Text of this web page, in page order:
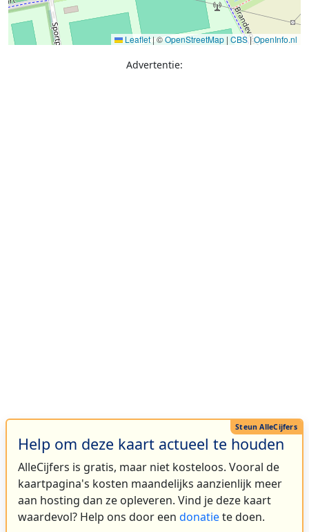
Leaflet |©OpenStreetMap | CBS|OpenInfo.nl
Advertentie:
Help om deze kaart actueel te houden
AlleCijfers is gratis, maar niet kosteloos. Vooral de
kaartpagina's kosten maandelijks aanzienlijk meer
aan hosting dan ze opleveren. Vind je deze kaart
waardevol? Help ons door een donatiete doen.